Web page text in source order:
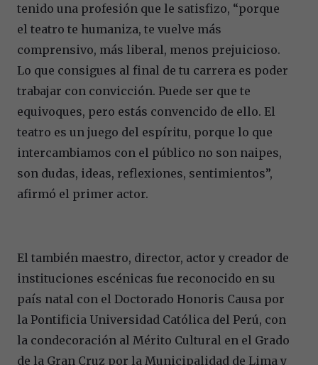
tenido una profesión que le satisfizo, “porque
el teatro te humaniza, te vuelve más
comprensivo, más liberal, menos prejuicioso.
Lo que consigues al final de tu carrera es poder
trabajar con convicción. Puede ser que te
equivoques, pero estás convencido de ello. El
teatro es un juego del espíritu, porque lo que
intercambiamos con el público no son naipes,
son dudas, ideas, reflexiones, sentimientos”,
afirmó el primer actor.
El también maestro, director, actor y creador de
instituciones escénicas fue reconocido en su
país natal con el Doctorado Honoris Causa por
la Pontificia Universidad Católica del Perú, con
la condecoración al Mérito Cultural en el Grado
de la Gran Cruz por la Municipalidad de Lima y